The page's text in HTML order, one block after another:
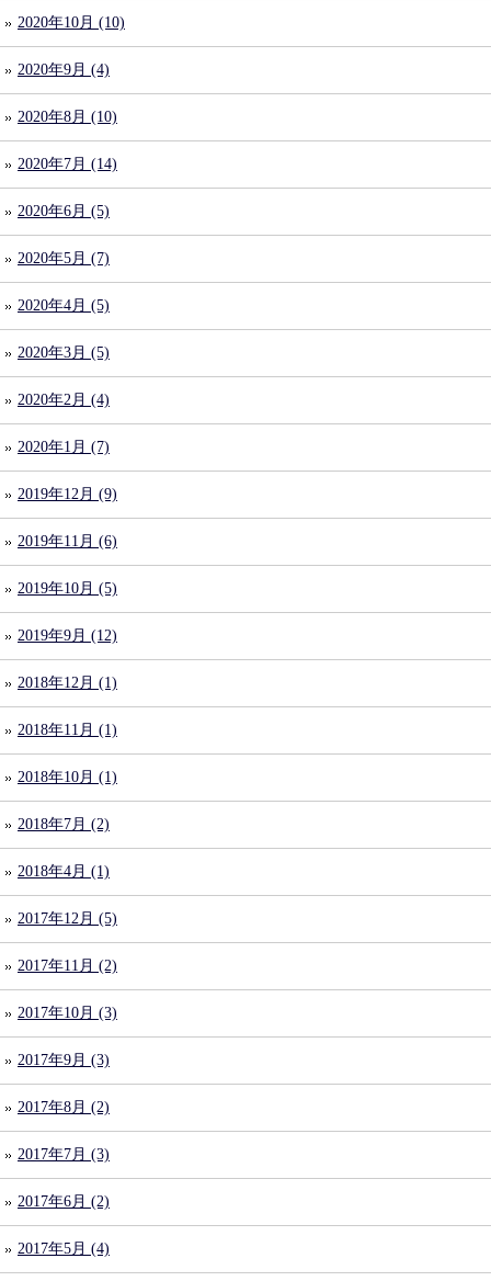
2020年10月 (10)
2020年9月 (4)
2020年8月 (10)
2020年7月 (14)
2020年6月 (5)
2020年5月 (7)
2020年4月 (5)
2020年3月 (5)
2020年2月 (4)
2020年1月 (7)
2019年12月 (9)
2019年11月 (6)
2019年10月 (5)
2019年9月 (12)
2018年12月 (1)
2018年11月 (1)
2018年10月 (1)
2018年7月 (2)
2018年4月 (1)
2017年12月 (5)
2017年11月 (2)
2017年10月 (3)
2017年9月 (3)
2017年8月 (2)
2017年7月 (3)
2017年6月 (2)
2017年5月 (4)